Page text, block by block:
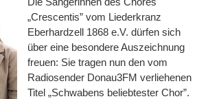
„Crescentis” vom Liederkranz
Eberhardzell 1868 e.V. dürfen sich
über eine besondere Auszeichnung
freuen: Sie tragen nun den vom
Radiosender Donau3FM verliehenen
Titel „Schwabens beliebtester Chor”.